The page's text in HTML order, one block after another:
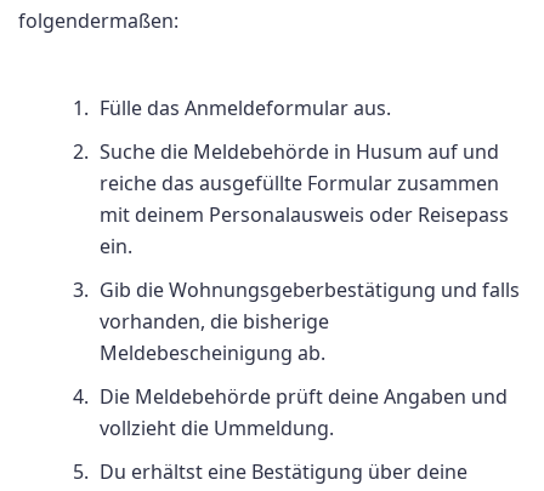
folgendermaßen:
Fülle das Anmeldeformular aus.
Suche die Meldebehörde in Husum auf und
reiche das ausgefüllte Formular zusammen
mit deinem Personalausweis oder Reisepass
ein.
Gib die Wohnungsgeberbestätigung und falls
vorhanden, die bisherige
Meldebescheinigung ab.
Die Meldebehörde prüft deine Angaben und
vollzieht die Ummeldung.
Du erhältst eine Bestätigung über deine